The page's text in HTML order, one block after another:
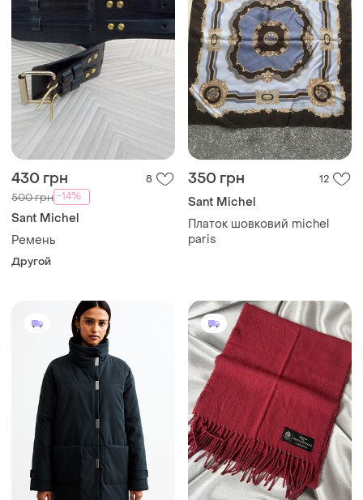
430 грн 8
500 грн -14%
Sant Michel
Ремень
Другой
350 грн 12
Sant Michel
Платок шовковий michel
paris